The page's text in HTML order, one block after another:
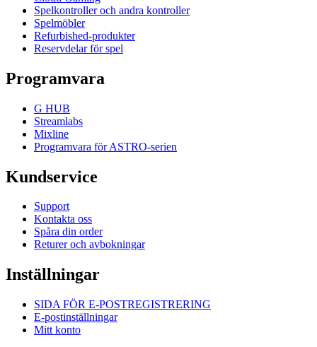
Spelkontroller och andra kontroller
Spelmöbler
Refurbished-produkter
Reservdelar för spel
Programvara
G HUB
Streamlabs
Mixline
Programvara för ASTRO-serien
Kundservice
Support
Kontakta oss
Spåra din order
Returer och avbokningar
Inställningar
SIDA FÖR E-POSTREGISTRERING
E-postinställningar
Mitt konto